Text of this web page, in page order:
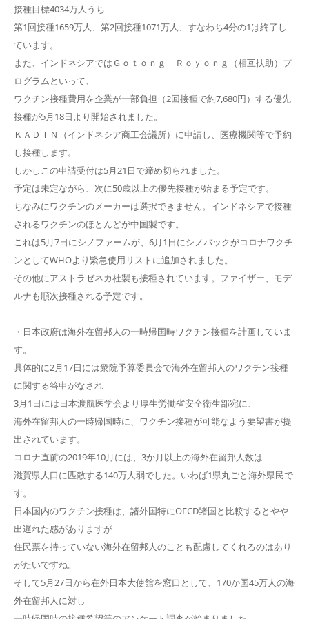
接種目標4034万人うち
第1回接種1659万人、第2回接種1071万人、すなわち4分の1は終了し
ています。
また、インドネシアではＧｏｔｏｎｇ Ｒｏｙｏｎｇ（相互扶助）プ
ログラムといって、
ワクチン接種費用を企業が一部負担（2回接種で約7,680円）する優先
接種が5月18日より開始されました。
ＫＡＤＩＮ（インドネシア商工会議所）に申請し、医療機関等で予約
し接種します。
しかしこの申請受付は5月21日で締め切られました。
予定は未定ながら、次に50歳以上の優先接種が始まる予定です。
ちなみにワクチンのメーカーは選択できません。インドネシアで接種
されるワクチンのほとんどが中国製です。
これは5月7日にシノファームが、6月1日にシノバックがコロナワクチ
ンとしてWHOより緊急使用リストに追加されました。
その他にアストラゼネカ社製も接種されています。ファイザー、モデ
ルナも順次接種される予定です。
・日本政府は海外在留邦人の一時帰国時ワクチン接種を計画していま
す。
具体的に2月17日には衆院予算委員会で海外在留邦人のワクチン接種
に関する答申がなされ
3月1日には日本渡航医学会より厚生労働省安全衛生部宛に、
海外在留邦人の一時帰国時に、ワクチン接種が可能なよう要望書が提
出されています。
コロナ直前の2019年10月には、3か月以上の海外在留邦人数は
滋賀県人口に匹敵する140万人弱でした。いわば1県丸ごと海外県民で
す。
日本国内のワクチン接種は、諸外国特にOECD諸国と比較するとやや
出遅れた感がありますが
住民票を持っていない海外在留邦人のことも配慮してくれるのはあり
がたいですね。
そして5月27日から在外日本大使館を窓口として、170か国45万人の海
外在留邦人に対し